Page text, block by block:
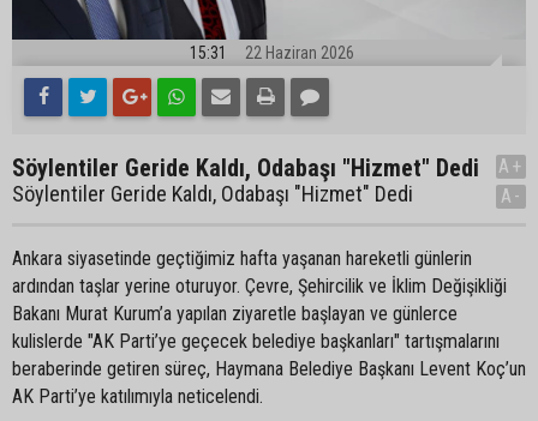
15:31 22 Haziran 2026
Söylentiler Geride Kaldı, Odabaşı "Hizmet" Dedi
Söylentiler Geride Kaldı, Odabaşı "Hizmet" Dedi
A+
A-
Ankara siyasetinde geçtiğimiz hafta yaşanan hareketli günlerin
ardından taşlar yerine oturuyor. Çevre, Şehircilik ve İklim Değişikliği
Bakanı Murat Kurum’a yapılan ziyaretle başlayan ve günlerce
kulislerde "AK Parti’ye geçecek belediye başkanları" tartışmalarını
beraberinde getiren süreç, Haymana Belediye Başkanı Levent Koç’un
AK Parti’ye katılımıyla neticelendi.